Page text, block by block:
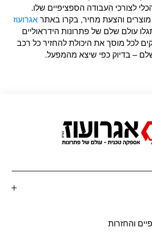
לצורכי העבודה הספציפיים שלו.
מוצרים והצעת מחיר, בקרו באתראגרועוז
עולם שלם של פתרונות הידראוליים
לכל מוסך את היכולת להחזיר כל רכב
– בדיוק כפי שיצא מהמפעל.
והחזרות